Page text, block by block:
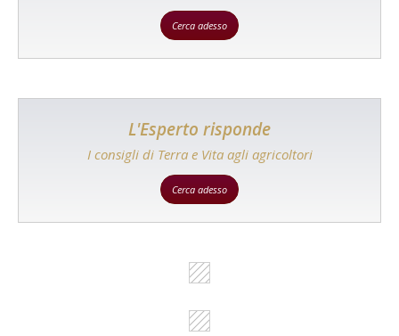
Cerca adesso
L'Esperto risponde
I consigli di Terra e Vita agli agricoltori
Cerca adesso